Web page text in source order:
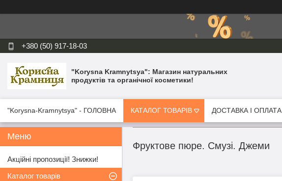
+380 (50) 917-18-03
"Korysna Kramnytsya": Магазин натуральних
продуктів та органічної косметики!
"Korysna-Kramnytsya" - ГОЛОВНА КАТАЛОГ ТОВАРІВ ДОСТАВКА І ОПЛАТА
Фруктове пюре. Смузі. Джеми
Акційні пропозиції! Знижки!
Каталог товарів